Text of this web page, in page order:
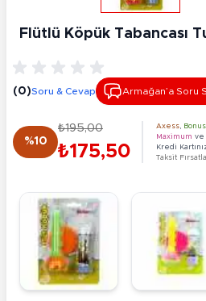
Flütlü Köpük Tabancası
(0)Soru & Cevap Armağan’a Soru
%10
₺195,00
₺175,50
Axess Bonus
Maximum ve
Kredi
Taksit